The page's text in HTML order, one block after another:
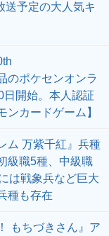
送予定の大人気キ
のポケセンオンラ
日開始。本人認証
ンカードゲーム】
ム 万紫千紅』兵種
級職5種、中級職
は戦象兵など巨大
種も存在
もちづきさん』ア